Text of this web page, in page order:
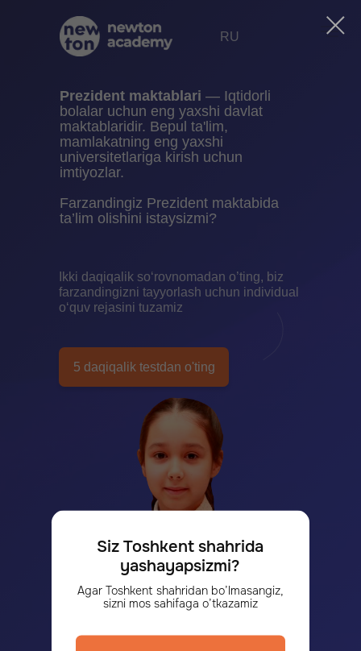
Siz Toshkent shahrida
yashayapsizmi?
Agar Toshkent shahridan bo’lmasangiz,
sizni mos sahifaga o’tkazamiz
Prezident maktablari — Iqtidorli
bolalar uchun eng yaxshi davlat
maktablaridir. Bepul ta'lim,
mamlakatning eng yaxshi
universitetlariga kirish uchun
imtiyozlar.
Farzandingiz Prezident maktabida
ta’lim olishini istaysizmi?
Ikki daqiqalik soʻrovnomadan o’ting, biz
farzandingizni tayyorlash uchun individual
oʻquv rejasini tuzamiz
5 daqiqalik testdan o'ting
RU
100 dan ortiq o’quvchilarimiz
muvaffaqiyatli qabul qilingan